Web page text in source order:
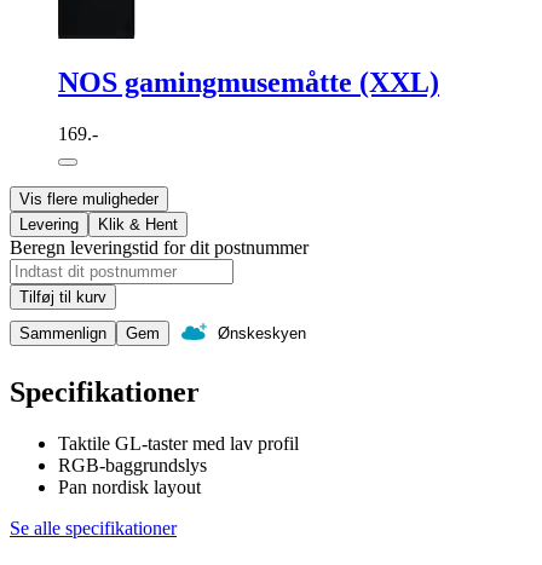
NOS gamingmusemåtte (XXL)
169.-
Vis flere muligheder
Levering
Klik & Hent
Beregn leveringstid for dit postnummer
Tilføj til kurv
Sammenlign
Gem Ønskeskyen
Specifikationer
Taktile GL-taster med lav profil
RGB-baggrundslys
Pan nordisk layout
Se alle specifikationer